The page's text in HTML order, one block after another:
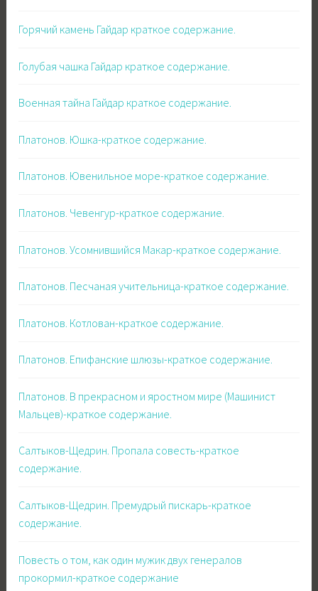
Горячий камень Гайдар краткое содержание.
Голубая чашка Гайдар краткое содержание.
Военная тайна Гайдар краткое содержание.
Платонов. Юшка-краткое содержание.
Платонов. Ювенильное море-краткое содержание.
Платонов. Чевенгур-краткое содержание.
Платонов. Усомнившийся Макар-краткое содержание.
Платонов. Песчаная учительница-краткое содержание.
Платонов. Котлован-краткое содержание.
Платонов. Епифанские шлюзы-краткое содержание.
Платонов. В прекрасном и яростном мире (Машинист
Мальцев)-краткое содержание.
Салтыков-Щедрин. Пропала совесть-краткое
содержание.
Салтыков-Щедрин. Премудрый пискарь-краткое
содержание.
Повесть о том, как один мужик двух генералов
прокормил-краткое содержание